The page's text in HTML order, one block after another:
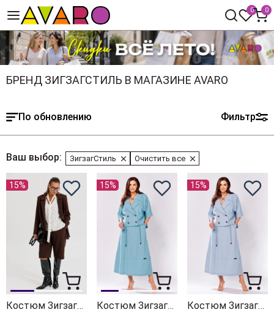
0 0
БРЕНД ЗИГЗАГСТИЛЬ В МАГАЗИНЕ AVARO
По обновлению Фильтр
Ваш выбор: ЗигзагСтиль Очистить все
15%
Костюм ЗигзагСтиль 649 шоколадный + горошек
15%
Костюм ЗигзагСтиль 608-1 бирюза
15%
Костюм ЗигзагСтиль 608-1 голубой